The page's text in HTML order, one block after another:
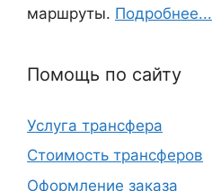
маршруты. Подробнее...
Помощь по сайту
Услуга трансфера
Стоимость трансферов
Оформление заказа